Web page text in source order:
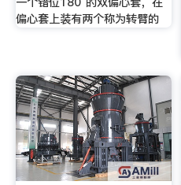
偏心套上装有两个称为转臂的